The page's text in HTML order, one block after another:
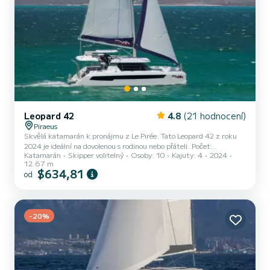
Leopard 42 4.8 (21 hodnocení)
Piraeus
Skvělá katamarán k pronájmu z Le Pirée. Tato Leopard 42 z roku
2024 je ideální na dovolenou s rodinou nebo přáteli. Počet
komfortních kajut: 4 a počet osob na lodi: 10. S celkovou délkou13
m a výkonem HP bude tato loď vaším nejlepším společníkem na
nezapomenutelné dovolené v okolí Le Pirée Leopard 42 je vybaven 4
Katamarán Skipper volitelný Osoby: 10 Kajuty: 4
2024
12.67 m
od $634,81
-20%